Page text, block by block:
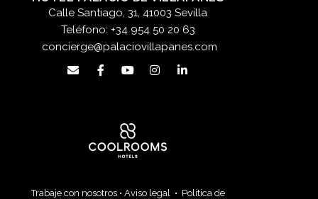
Calle Santiago, 31, 41003 Sevilla
Teléfono: +34 954 50 20 63
concierge@palaciovillapanes.com
Trabaje con nosotros • Aviso legal • Política de